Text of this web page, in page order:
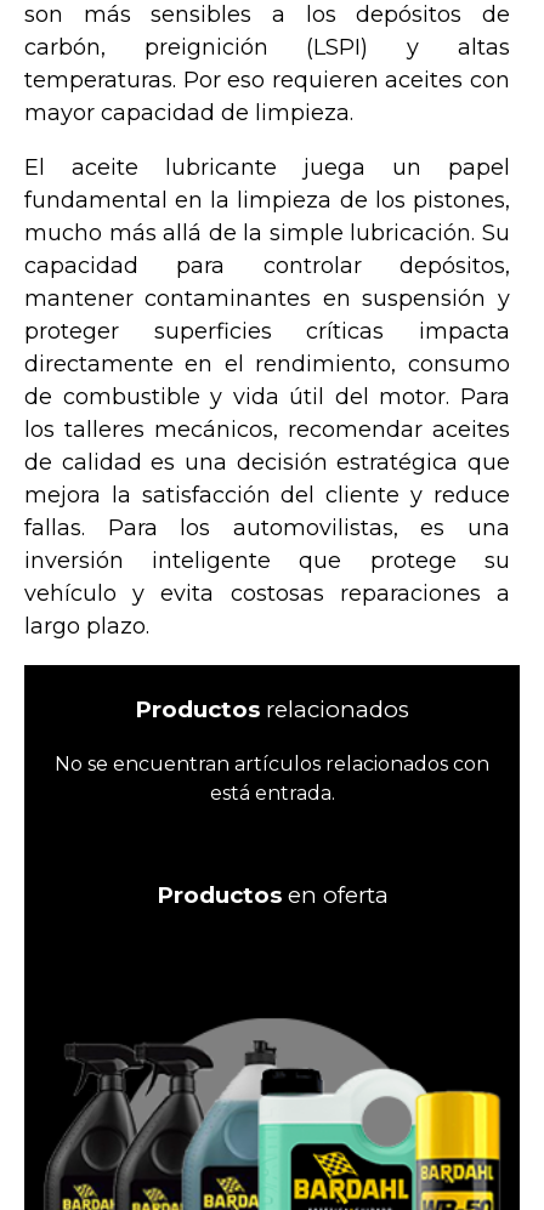
son más sensibles a los depósitos de
carbón, preignición (LSPI) y altas
temperaturas. Por eso requieren aceites con
mayor capacidad de limpieza.
El aceite lubricante juega un papel
fundamental en la limpieza de los pistones,
mucho más allá de la simple lubricación. Su
capacidad para controlar depósitos,
mantener contaminantes en suspensión y
proteger superficies críticas impacta
directamente en el rendimiento, consumo
de combustible y vida útil del motor. Para
los talleres mecánicos, recomendar aceites
de calidad es una decisión estratégica que
mejora la satisfacción del cliente y reduce
fallas. Para los automovilistas, es una
inversión inteligente que protege su
vehículo y evita costosas reparaciones a
largo plazo.
Productos relacionados
No se encuentran artículos relacionados con
está entrada.
Productosen oferta